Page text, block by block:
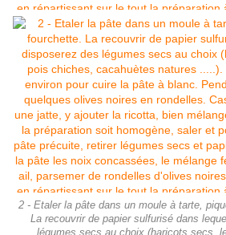
2 - Etaler la pâte dans un moule à tarte,
La recouvrir de papier sulfurisé dans
légumes secs au choix (haricots secs,